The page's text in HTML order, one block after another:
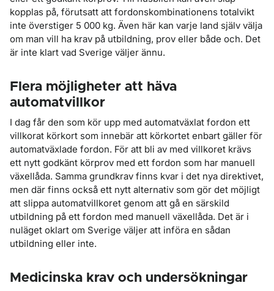
kopplas på, förutsatt att fordonskombinationens totalvikt
inte överstiger 5 000 kg. Även här kan varje land själv välja
om man vill ha krav på utbildning, prov eller både och. Det
är inte klart vad Sverige väljer ännu.
Flera möjligheter att häva
automatvillkor
I dag får den som kör upp med automatväxlat fordon ett
villkorat körkort som innebär att körkortet enbart gäller för
automatväxlade fordon. För att bli av med villkoret krävs
ett nytt godkänt körprov med ett fordon som har manuell
växellåda. Samma grundkrav finns kvar i det nya direktivet,
men där finns också ett nytt alternativ som gör det möjligt
att slippa automatvillkoret genom att gå en särskild
utbildning på ett fordon med manuell växellåda. Det är i
nuläget oklart om Sverige väljer att införa en sådan
utbildning eller inte.
Medicinska krav och undersökningar